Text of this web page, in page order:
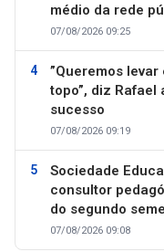
médio da rede
07/08/2026 09:25
”Queremos
topo”, diz
sucesso
07/08/2026 09:19
Sociedade
consultor
do segundo
07/08/2026 09:08